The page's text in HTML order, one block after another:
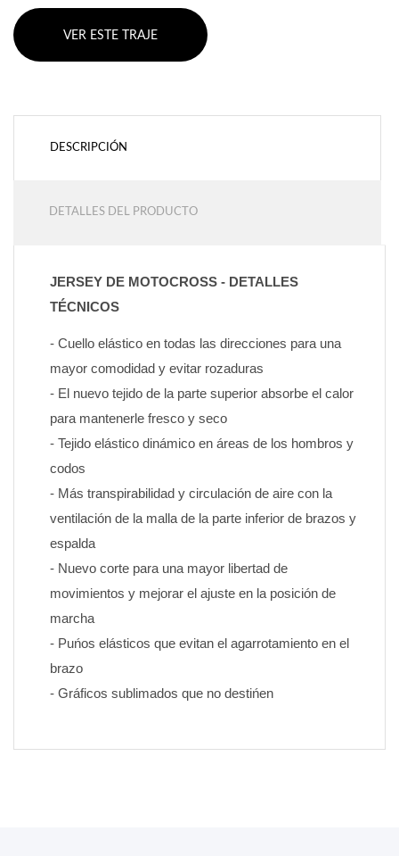
VER ESTE TRAJE
DESCRIPCIÓN
DETALLES DEL PRODUCTO
JERSEY DE MOTOCROSS - DETALLES
TÉCNICOS
- Cuello elástico en todas las direcciones para una
mayor comodidad y evitar rozaduras
- El nuevo tejido de la parte superior absorbe el calor
para mantenerle fresco y seco
- Tejido elástico dinámico en áreas de los hombros y
codos
- Más transpirabilidad y circulación de aire con la
ventilación de la malla de la parte inferior de brazos y
espalda
- Nuevo corte para una mayor libertad de
movimientos y mejorar el ajuste en la posición de
marcha
- Puńos elásticos que evitan el agarrotamiento en el
brazo
- Gráficos sublimados que no destińen